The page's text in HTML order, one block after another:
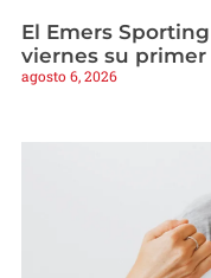
El Emers
viernes su
agosto 6, 2026